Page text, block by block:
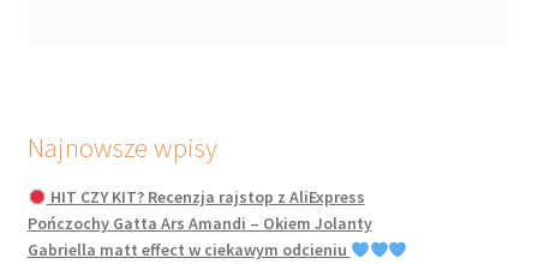
Najnowsze wpisy
HIT CZY KIT? Recenzja rajstop z AliExpress
Pończochy Gatta Ars Amandi – Okiem Jolanty
Gabriella matt effect w ciekawym odcieniu